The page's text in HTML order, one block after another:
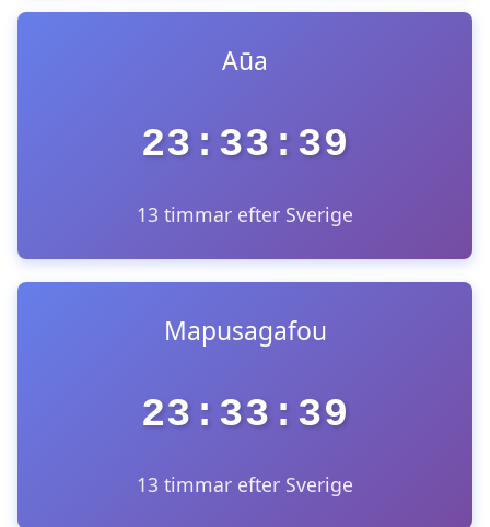
Aūa
23:33:39
13 timmar efter Sverige
Mapusagafou
23:33:39
13 timmar efter Sverige